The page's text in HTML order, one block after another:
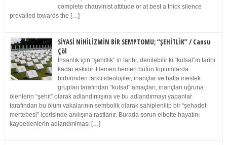
complete chauvinist attitude or at best a thick silence
prevailed towards the […]
SİYASİ NİHİLİZMİN BİR SEMPTOMU; “ŞEHİTLİK” / Cansu
Çöl
İnsanlık için “şehitlik” in tarihi, denilebilir ki “kutsal”ın tarihi
kadar eskidir. Hemen hemen bütün toplumlarda
birbirinden farklı ideolojiler, inançlar ve hatta meslek
grupları tarafından “kutsal” amaçları, inançları uğruna
ölenlerin “şehit” olarak adlandırılışına ve bu adlandırmayı yapanlar
tarafından bu ölüm vakalarının sembolik olarak sahiplenilip bir “şehadet
mertebesi” içerisinde anılışına rastlanır. Burada sorun elbette hayatını
kaybedenlerin adlandırılması […]